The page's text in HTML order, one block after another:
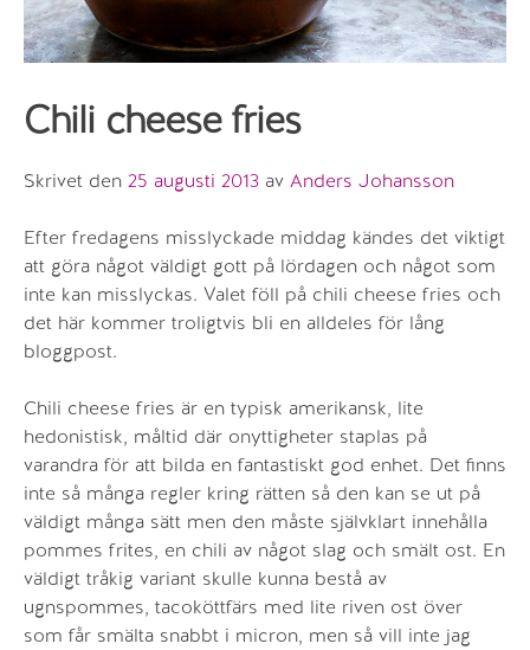
Chili cheese fries
Skrivet den 25 augusti 2013 av Anders Johansson
Efter fredagens misslyckade middag kändes det viktigt
att göra något väldigt gott på lördagen och något som
inte kan misslyckas. Valet föll på chili cheese fries och
det här kommer troligtvis bli en alldeles för lång
bloggpost.
Chili cheese fries är en typisk amerikansk, lite
hedonistisk, måltid där onyttigheter staplas på
varandra för att bilda en fantastiskt god enhet. Det finns
inte så många regler kring rätten så den kan se ut på
väldigt många sätt men den måste självklart innehålla
pommes frites, en chili av något slag och smält ost. En
väldigt tråkig variant skulle kunna bestå av
ugnspommes, tacoköttfärs med lite riven ost över
som får smälta snabbt i micron, men så vill inte jag